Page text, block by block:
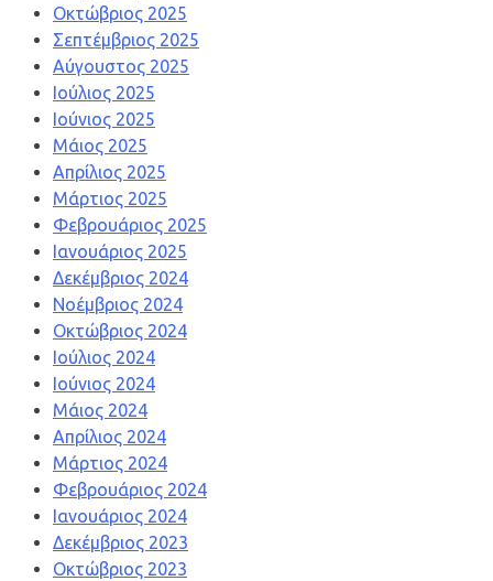
Οκτώβριος 2025
Σεπτέμβριος 2025
Αύγουστος 2025
Ιούλιος 2025
Ιούνιος 2025
Μάιος 2025
Απρίλιος 2025
Μάρτιος 2025
Φεβρουάριος 2025
Ιανουάριος 2025
Δεκέμβριος 2024
Νοέμβριος 2024
Οκτώβριος 2024
Ιούλιος 2024
Ιούνιος 2024
Μάιος 2024
Απρίλιος 2024
Μάρτιος 2024
Φεβρουάριος 2024
Ιανουάριος 2024
Δεκέμβριος 2023
Οκτώβριος 2023